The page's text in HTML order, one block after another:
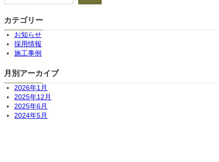
カテゴリー
お知らせ
採用情報
施工事例
月別アーカイブ
2026年1月
2025年12月
2025年6月
2024年5月